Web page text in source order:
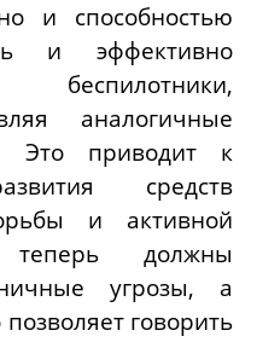
и способностью
и эффективно
аналогичные
Это приводит к
средств
и активной
должны
угрозы, а
говорить